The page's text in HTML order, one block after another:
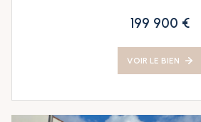
199 900 €
VOIR LE BIEN